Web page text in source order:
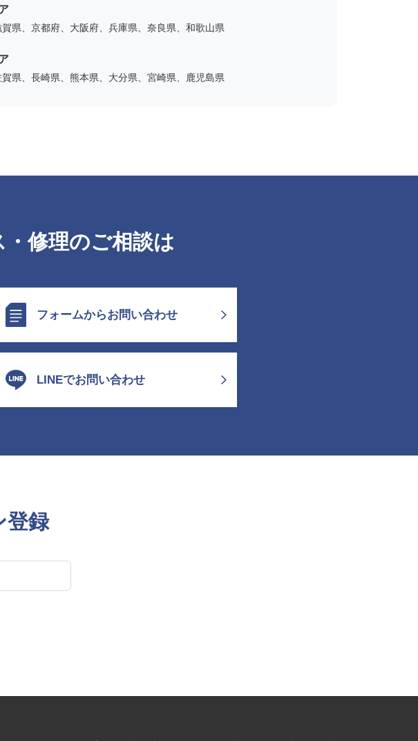
県、京都府、大阪府、兵庫県、奈良県、和歌山県
県、長崎県、熊本県、大分県、宮崎県、鹿児島県
修理のご相談は
フォームからお問い合わせ
LINEでお問い合わせ
登録